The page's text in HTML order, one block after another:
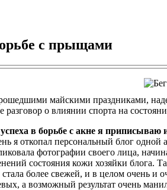
с прыщами
майскими праздниками,
о влиянии спорта на
в борьбе с акне я приписываю
я откопал персональный блог
фотографии своего лица,
состояния кожи хозяйки блога.
более свежей, и в целом очень
а возможный результат очень